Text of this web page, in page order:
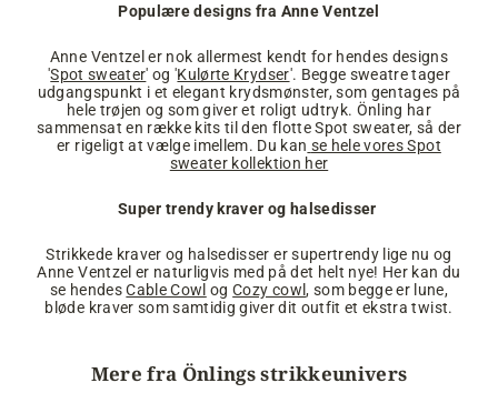
Populære designs fra Anne Ventzel
Anne Ventzel er nok allermest kendt for hendes designs
'Spot sweater' og 'Kulørte Krydser'. Begge sweatre tager
udgangspunkt i et elegant krydsmønster, som gentages på
hele trøjen og som giver et roligt udtryk. Önling har
sammensat en række kits til den flotte Spot sweater, så der
er rigeligt at vælge imellem. Du kan se hele vores Spot
sweater kollektion her
Super trendy kraver og halsedisser
Strikkede kraver og halsedisser er supertrendy lige nu og
Anne Ventzel er naturligvis med på det helt nye! Her kan du
se hendes Cable Cowl og Cozy cowl, som begge er lune,
bløde kraver som samtidig giver dit outfit et ekstra twist.
Mere fra Önlings strikkeunivers